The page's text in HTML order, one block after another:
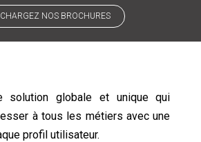
NOS BROCHURES
globale et unique qui
à tous les métiers avec une
profil utilisateur.